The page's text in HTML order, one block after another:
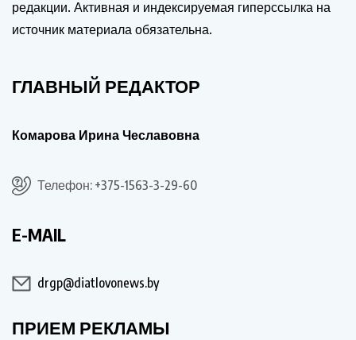
редакции. Активная и индексируемая гиперссылка на
источник материала обязательна.
ГЛАВНЫЙ РЕДАКТОР
Комарова Ирина Чеславовна
Телефон: +375-1563-3-29-60
E-MAIL
drgp@diatlovonews.by
ПРИЕМ РЕКЛАМЫ